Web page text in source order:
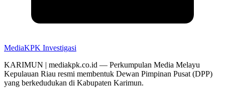
MediaKPK Investigasi
KARIMUN | mediakpk.co.id — Perkumpulan Media Melayu
Kepulauan Riau resmi membentuk Dewan Pimpinan Pusat (DPP)
yang berkedudukan di Kabupaten Karimun.